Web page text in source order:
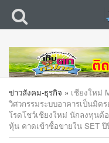
ข่าวสังคม-ธุรกิจ » เชียงใหม่
วิศวกรรมระบบอาคารเป็นมิต
โรดโชว์เชียงใหม่ นักลงทุนต้
หุ้น คาดเข้าซื้อขายใน SET